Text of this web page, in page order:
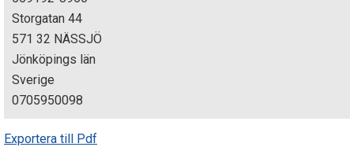
t
i
o
n
Storgatan 44
571 32 NÄSSJÖ
Jönköpings län
Sverige
0705950098
Exportera till Pdf